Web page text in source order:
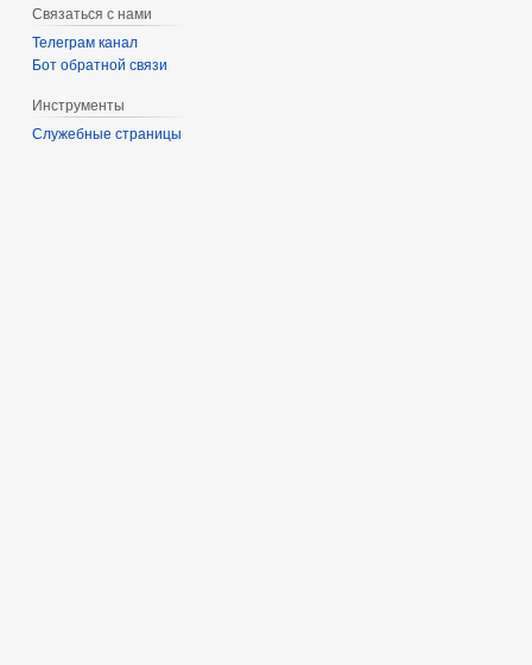
Связаться с нами
Телеграм канал
Бот обратной связи
Инструменты
Служебные страницы